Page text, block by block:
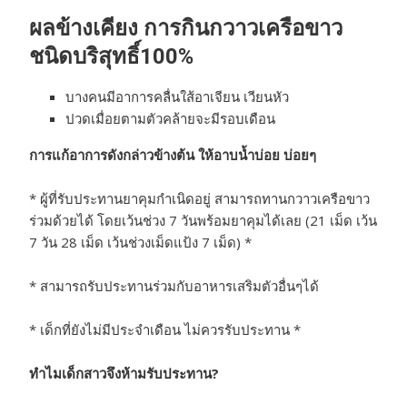
ผลข้างเคียง การกินกวาวเครือขาว
ชนิดบริสุทธิ์100%
บางคนมีอาการคลื่นใส้อาเจียน เวียนหัว
ปวดเมื่อยตามตัวคล้ายจะมีรอบเดือน
การแก้อาการดังกล่าวข้างต้น ให้อาบน้ำบ่อย บ่อยๆ
* ผู้ที่รับประทานยาคุมกำเนิดอยู่ สามารถทานกวาวเครือขาว
ร่วมด้วยได้ โดยเว้นช่วง 7 วันพร้อมยาคุมได้เลย (21 เม็ด เว้น
7 วัน 28 เม็ด เว้นช่วงเม็ดแป้ง 7 เม็ด) *
* สามารถรับประทานร่วมกับอาหารเสริมตัวอื่นๆได้
* เด็กที่ยังไม่มีประจำเดือน ไม่ควรรับประทาน *
ทำไมเด็กสาวจึงห้ามรับประทาน?